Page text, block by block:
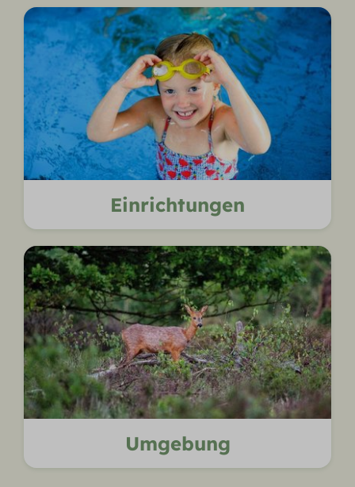
Einrichtungen
Umgebung